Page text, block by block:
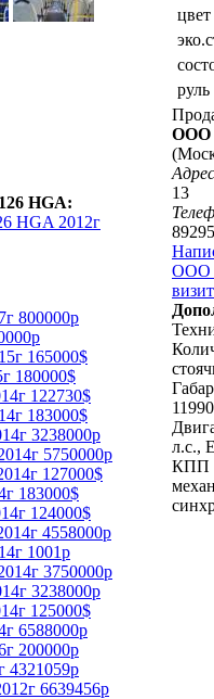
HGA:
HGA 2012г
800000р
165000$
180000$
122730$
183000$
3238000р
5750000р
127000$
183000$
124000$
4558000р
1001р
3750000р
3238000р
125000$
6588000р
200000р
4321059р
6639456р
цвет
руль
ООО
13
ООО
л.с.,
КПП